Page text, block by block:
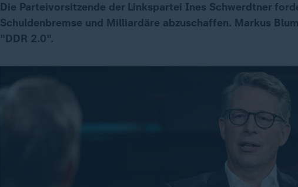
Die Parteivorsitzende der Linkspartei Ines Schwerdtner
Schuldenbremse und Milliardäre abzuschaffen. Markus
"DDR 2.0".